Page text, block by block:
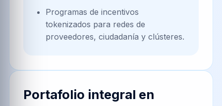
Programas de incentivos
tokenizados para redes de
proveedores, ciudadanía y clústeres.
Portafolio integral en